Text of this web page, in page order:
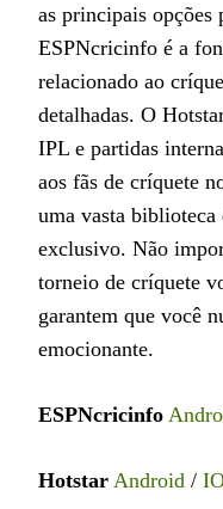
as principais opções
ESPNcricinfo é a
relacionado ao
detalhadas. O
IPL e partidas
aos fãs de críquete
uma vasta biblioteca
exclusivo. Não
torneio de críquete
garantem que você
emocionante.
ESPNcricinfo
Hotstar Android /